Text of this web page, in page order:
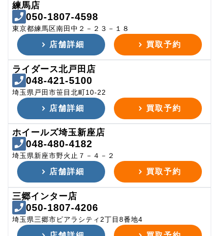
練馬店
050-1807-4598
東京都練馬区南田中２－２３－１８
店舗詳細 買取予約
ライダース北戸田店
048-421-5100
埼玉県戸田市笹目北町10-22
店舗詳細 買取予約
ホイールズ埼玉新座店
048-480-4182
埼玉県新座市野火止７－４－２
店舗詳細 買取予約
三郷インター店
050-1807-4206
埼玉県三郷市ピアラシティ2丁目8番地4